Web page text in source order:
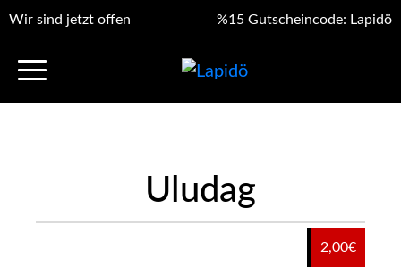
Wir sind jetzt offen %15 Gutscheincode: Lapidö
Uludag
2,00€